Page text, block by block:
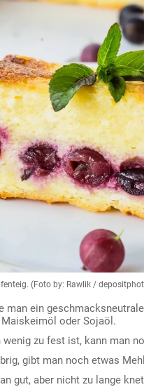
(Foto by: Rawlik /
man ein
oder Sojaöl.
wenig zu fest ist, kann man
gibt man noch etwas
gut, aber nicht zu lange